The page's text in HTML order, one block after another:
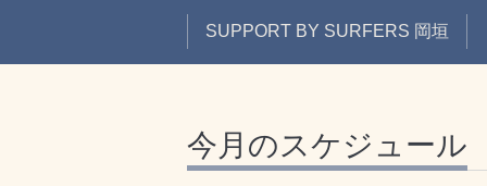
SUPPORT BY SURFERS 岡垣
今月のスケジュール